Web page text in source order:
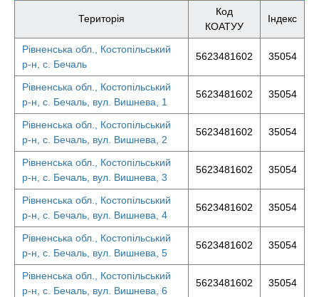
Територія
Код
КОАТУУ
Індекс
Рівненська обл., Костопільський
р-н, с. Бечаль
5623481602 35054
Рівненська обл., Костопільський
р-н, с. Бечаль, вул. Вишнева, 1
5623481602 35054
Рівненська обл., Костопільський
р-н, с. Бечаль, вул. Вишнева, 2
5623481602 35054
Рівненська обл., Костопільський
р-н, с. Бечаль, вул. Вишнева, 3
5623481602 35054
Рівненська обл., Костопільський
р-н, с. Бечаль, вул. Вишнева, 4
5623481602 35054
Рівненська обл., Костопільський
р-н, с. Бечаль, вул. Вишнева, 5
5623481602 35054
Рівненська обл., Костопільський
р-н, с. Бечаль, вул. Вишнева, 6
5623481602 35054